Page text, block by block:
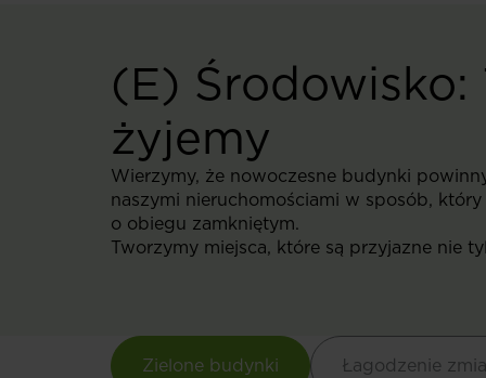
(E) Środowisko:
żyjemy
Wierzymy, że nowoczesne budynki
naszymi nieruchomościami w sposób,
o obiegu zamkniętym.
Tworzymy miejsca, które są przyjazne nie
Zielone budynki Łagodzenie